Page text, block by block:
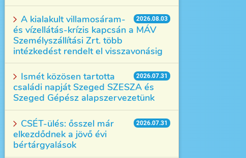
2026.08.03
A kialakult villamosáram-
és vízellátás-krízis kapcsán a MÁV
Személyszállítási Zrt. több
intézkedést rendelt el visszavonásig
2026.07.31
Ismét közösen tartotta
családi napját Szeged SZESZA és
Szeged Gépész alapszervezetünk
2026.07.31
CSÉT-ülés: ősszel már
elkezdődnek a jövő évi
bértárgyalások